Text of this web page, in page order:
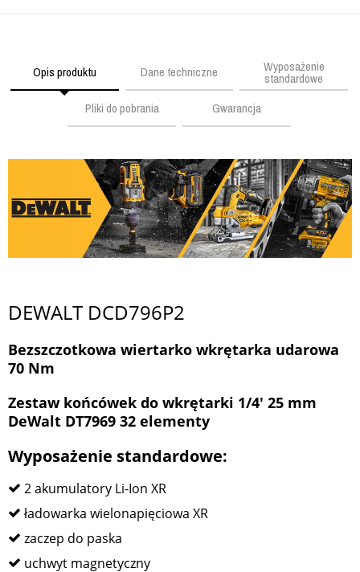
Opis produktu Dane techniczne Wyposażenie
standardowe
Pliki do pobrania
Gwarancja
DEWALT DCD796P2
Bezszczotkowa wiertarko wkrętarka udarowa
70 Nm
Zestaw końcówek do wkrętarki 1/4' 25 mm
DeWalt DT7969 32 elementy
Wyposażenie standardowe:
2 akumulatory Li-Ion XR
ładowarka wielonapięciowa XR
zaczep do paska
uchwyt magnetyczny